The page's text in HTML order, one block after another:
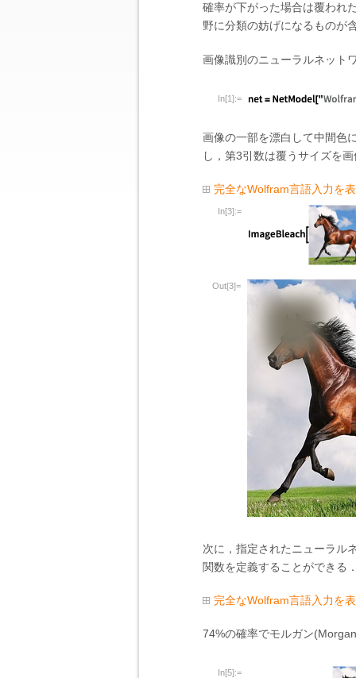
確率が下がった場合は覆われ
野に分類の妨げになるものが
画像識別のニューラルネット
In[1]:=
画像の一部を漂白して中間色
し，第3引数は覆うサイズを
完全なWolfram言語入力を
In[3]:=
Out[3]=
次に，指定されたニューラル
関数を定義することができる
完全なWolfram言語入力を
74%の確率でモルガン
In[5]:=